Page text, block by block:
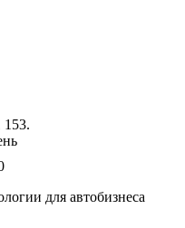
для автобизнеса